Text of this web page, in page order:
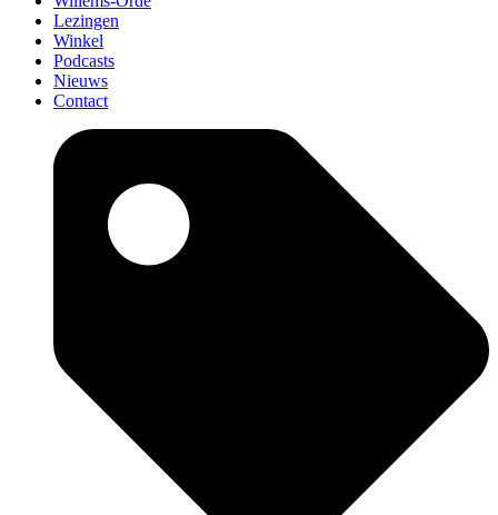
Lezingen
Winkel
Podcasts
Nieuws
Contact